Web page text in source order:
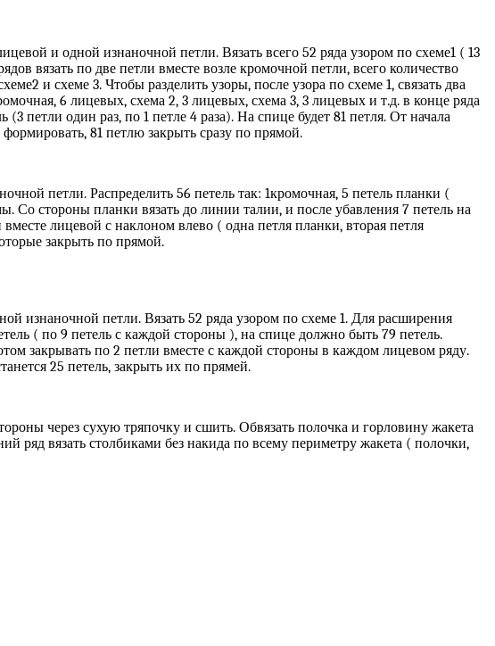
и одной изнаночной петли. Вязать всего 52 ряда узором по схеме1 ( 13
вязать по две петли вместе возле кромочной петли, всего количество
и схеме 3. Чтобы разделить узоры, после узора по схеме 1, связать два
6 лицевых, схема 2, 3 лицевых, схема 3, 3 лицевых и т.д. в конце ряда
петли один раз, по 1 петле 4 раза). На спице будет 81 петля. От начала
81 петлю закрыть сразу по прямой.
петли. Распределить 56 петель так: 1кромочная, 5 петель планки (
Со стороны планки вязать до линии талии, и после убавления 7 петель на
лицевой с наклоном влево ( одна петля планки, вторая петля
закрыть по прямой.
изнаночной петли. Вязать 52 ряда узором по схеме 1. Для расширения
( по 9 петель с каждой стороны ), на спице должно быть 79 петель.
закрывать по 2 петли вместе с каждой стороны в каждом лицевом ряду.
25 петель, закрыть их по прямей.
через сухую тряпочку и сшить. Обвязать полочка и горловину жакета
ряд вязать столбиками без накида по всему периметру жакета ( полочки,